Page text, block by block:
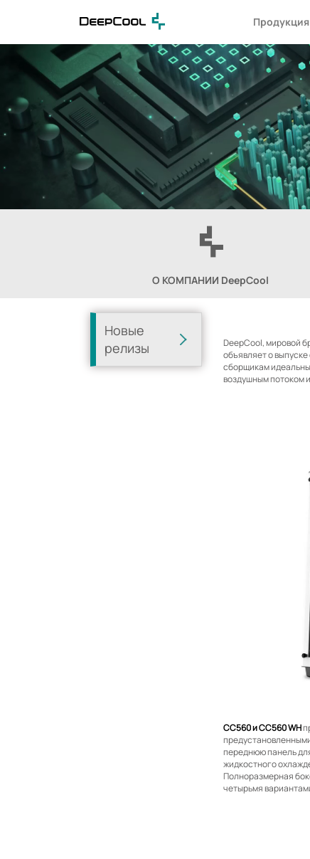
Продукция
О КОМПАНИИ DeepCool
Новые
релизы
DeepCool, мировой
объявляет о
сборщикам
воздушным потоком
CC560 и CC560 WH
переднюю панель
жидкостного
Полноразмерная
четырьмя